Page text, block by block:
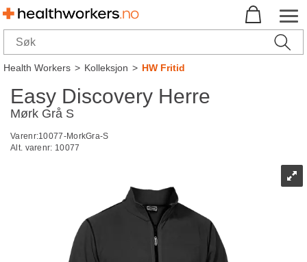
Health Workers>Kolleksjon>HW Fritid
Easy Discovery Herre
Mørk Grå S
Varenr:10077-MorkGra-S
Alt. varenr: 10077